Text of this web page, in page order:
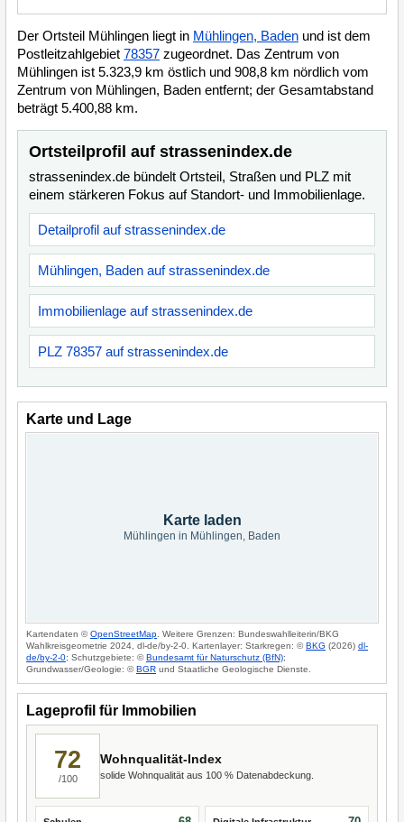
Der Ortsteil Mühlingen liegt in Mühlingen, Baden und ist dem
Postleitzahlgebiet 78357 zugeordnet. Das Zentrum von
Mühlingen ist 5.323,9 km östlich und 908,8 km nördlich vom
Zentrum von Mühlingen, Baden entfernt; der Gesamtabstand
beträgt 5.400,88 km.
Ortsteilprofil auf strassenindex.de
strassenindex.de bündelt Ortsteil, Straßen und PLZ mit
einem stärkeren Fokus auf Standort- und Immobilienlage.
Detailprofil auf strassenindex.de
Mühlingen, Baden auf strassenindex.de
Immobilienlage auf strassenindex.de
PLZ 78357 auf strassenindex.de
Karte und Lage
Karte laden
Mühlingen in Mühlingen, Baden
Kartendaten ©OpenStreetMap . Weitere Grenzen: Bundeswahlleiterin/BKG
Wahlkreisgeometrie 2024, dl-de/by-2-0. Kartenlayer: Starkregen: ©BKG (2026) dl-
de/by-2-0; Schutzgebiete: ©Bundesamt für Naturschutz (BfN);
Grundwasser/Geologie: ©BGR und Staatliche Geologische Dienste.
Lageprofil für Immobilien
72
/100
Wohnqualität-Index
solide Wohnqualität aus 100 % Datenabdeckung.